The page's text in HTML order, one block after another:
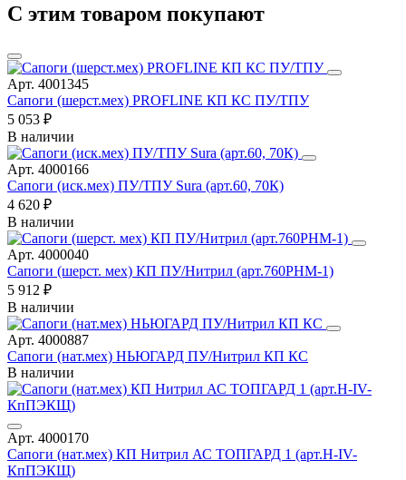
С этим товаром покупают
Арт. 4001345
Сапоги (шерст.мех) PROFLINE КП КС ПУ/ТПУ
5 053 ₽
В наличии
Арт. 4000166
Сапоги (иск.мех) ПУ/ТПУ Sura (арт.60, 70К)
4 620 ₽
В наличии
Арт. 4000040
Сапоги (шерст. мех) КП ПУ/Нитрил (арт.760РНМ-1)
5 912 ₽
В наличии
Арт. 4000887
Сапоги (нат.мех) НЬЮГАРД ПУ/Нитрил КП КС
В наличии
Арт. 4000170
Сапоги (нат.мех) КП Нитрил АС ТОПГАРД 1 (арт.Н-IV-
КпПЭКЩ)